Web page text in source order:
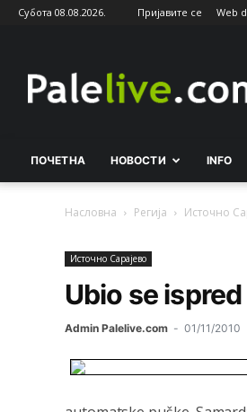
Субота 08.08.2026. Пријавите се Web
ПОЧЕТНА НОВОСТИ INFO
Насловна Регија Источно
Источно Сарајево
Ubio se
Admin Palelive.com - 01/11/2010